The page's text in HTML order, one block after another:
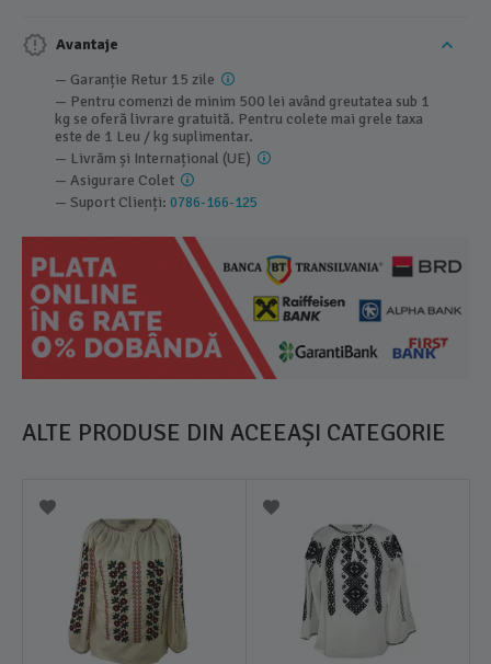
Avantaje
— Garanție Retur 15 zile
— Pentru comenzi de minim 500 lei având greutatea sub 1
kg se oferă livrare gratuită. Pentru colete mai grele taxa
este de 1 Leu / kg suplimentar.
— Livrăm și Internațional (UE)
— Asigurare Colet
— Suport Clienți:0786-166-125
ALTE PRODUSE DIN ACEEAȘI CATEGORIE